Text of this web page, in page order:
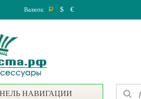
Валюта: Р $ €
НАВИГАЦИИ